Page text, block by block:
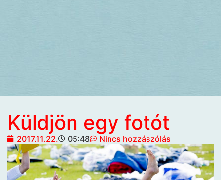
Küldjön egy fotót
2017.11.22. 05:48 Nincs hozzászólás